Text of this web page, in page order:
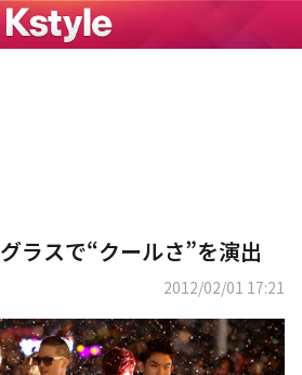
ラスで“クールさ”を演出
2012/02/01 17:21